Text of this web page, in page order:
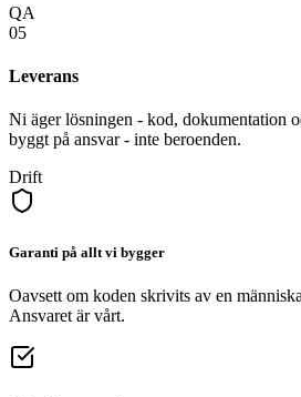
QA
05
Leverans
Ni äger lösningen - kod, dokumentation
byggt på ansvar - inte beroenden.
Drift
Garanti på allt vi bygger
Oavsett om koden skrivits av en
Ansvaret är vårt.